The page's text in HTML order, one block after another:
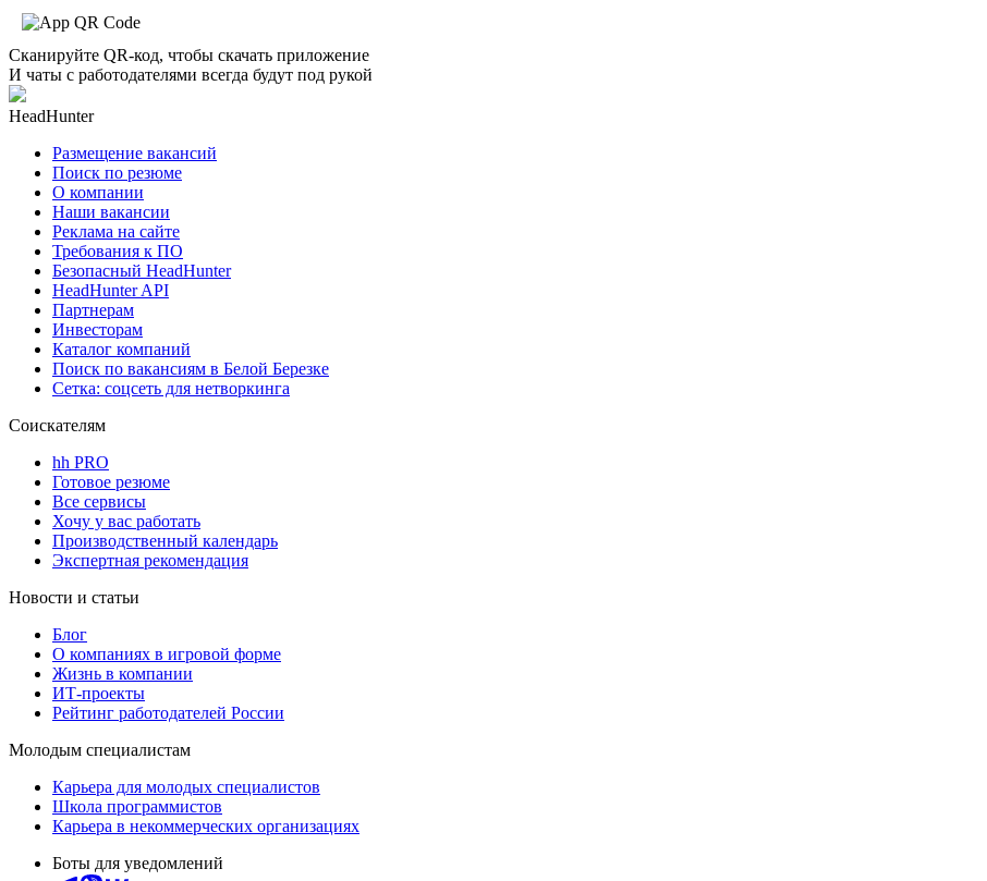
Сканируйте QR-код, чтобы скачать приложение
И чаты с работодателями всегда будут под рукой
HeadHunter
Размещение вакансий
Поиск по резюме
О компании
Наши вакансии
Реклама на сайте
Требования к ПО
Безопасный HeadHunter
HeadHunter API
Партнерам
Инвесторам
Каталог компаний
Поиск по вакансиям в Белой Березке
Сетка: соцсеть для нетворкинга
Соискателям
hh PRO
Готовое резюме
Все сервисы
Хочу у вас работать
Производственный календарь
Экспертная рекомендация
Новости и статьи
Блог
О компаниях в игровой форме
Жизнь в компании
ИТ-проекты
Рейтинг работодателей России
Молодым специалистам
Карьера для молодых специалистов
Школа программистов
Карьера в некоммерческих организациях
Боты для уведомлений